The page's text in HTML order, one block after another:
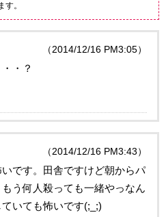
す。
（2014/12/16 PM3:05）
・？
（2014/12/16 PM3:43）
です。田舎ですけど朝からパ
う何人殺っても一緒やっなん
いても怖いです(;_;)